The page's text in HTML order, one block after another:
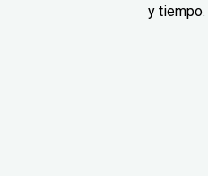
y tiempo.